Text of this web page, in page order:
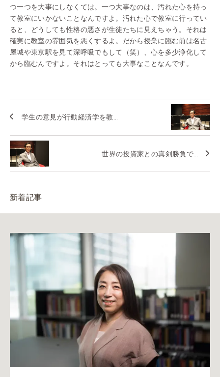
つ一つを大事にしなくては。一つ大事なのは、汚れた心を持っ
て教室にいかないことなんですよ。汚れた心で教室に行ってい
ると、どうしても性格の悪さが生徒たちに見えちゃう。それは
確実に教室の雰囲気を悪くするよ。だから授業に臨む前は名古
屋城や東京駅を見て深呼吸でもして（笑）、心を多少浄化して
から臨むんですよ。それはとっても大事なことなんです。
学生の意見が行動経済学を教...
世界の投資家との真剣勝負で...
新着記事